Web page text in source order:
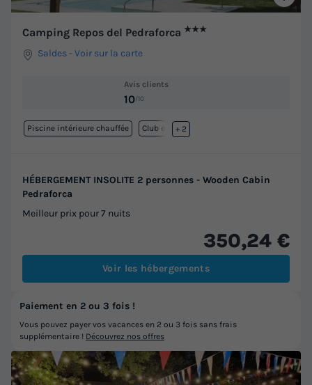
Camping Repos del Pedraforca ★★★
Saldes -Voir sur la carte
Avis clients
10/10
Piscine intérieure chauffée Club enfant
+ 2
HÉBERGEMENT INSOLITE 2 personnes - Wooden Cabin
Pedraforca
Meilleur prix pour 7 nuits
350,24 €
Voir les hébergements
Paiement en 2 ou 3 fois !
Vous pouvez payer vos vacances en 2 ou 3 fois sans frais
supplémentaire ! Découvrez nos offres